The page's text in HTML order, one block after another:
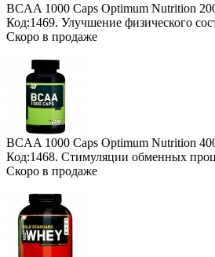
BCAA 1000 Caps Optimum Nutrition
Код:1469. Улучшение физического
Скоро в продаже
BCAA 1000 Caps Optimum Nutrition
Код:1468. Стимуляции обменных
Скоро в продаже